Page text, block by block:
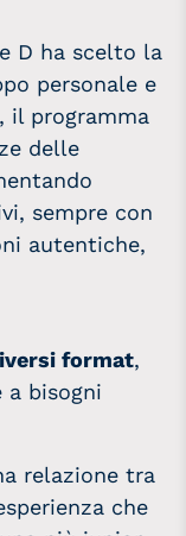
D ha scelto la
personale e
il programma
delle
sempre con
autentiche,
format,
a bisogni
relazione tra
che